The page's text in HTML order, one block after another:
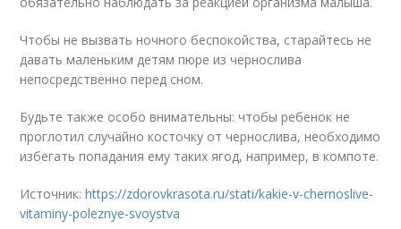
Чтобы не вызвать ночного беспокойства, старайтесь не
давать маленьким детям пюре из чернослива
непосредственно перед сном.
Будьте также особо внимательны: чтобы ребенок не
проглотил случайно косточку от чернослива, необходимо
избегать попадания ему таких ягод, например, в компоте.
Источник:https://zdorovkrasota.ru/stati/kakie-v-chernoslive-
vitaminy-poleznye-svoystva